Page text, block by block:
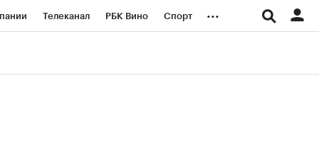
Телеканал РБК Вино Спорт ...